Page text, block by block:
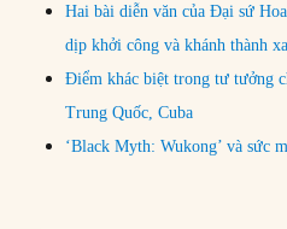
Hai bài diễn văn của Đại sứ
dịp khởi công và khánh thành
Điểm khác biệt trong tư tưởng
Trung Quốc, Cuba
‘Black Myth: Wukong’ và sức